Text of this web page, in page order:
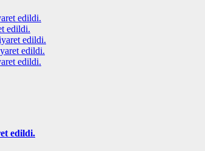
edildi.
edildi.
edildi.
edildi.
edildi.
edildi.